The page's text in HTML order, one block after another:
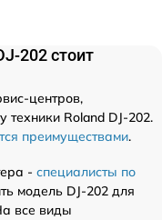
202 стоит
центров,
техники Roland DJ-202.
преимуществами.
- специалисты по
модель DJ-202 для
все виды